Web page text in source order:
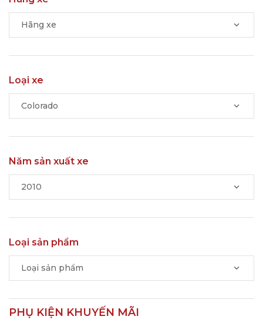
Hãng xe
Loại xe
Colorado
Năm sản xuất xe
2010
Loại sản phẩm
Loại sản phẩm
PHỤ KIỆN KHUYẾN MÃI